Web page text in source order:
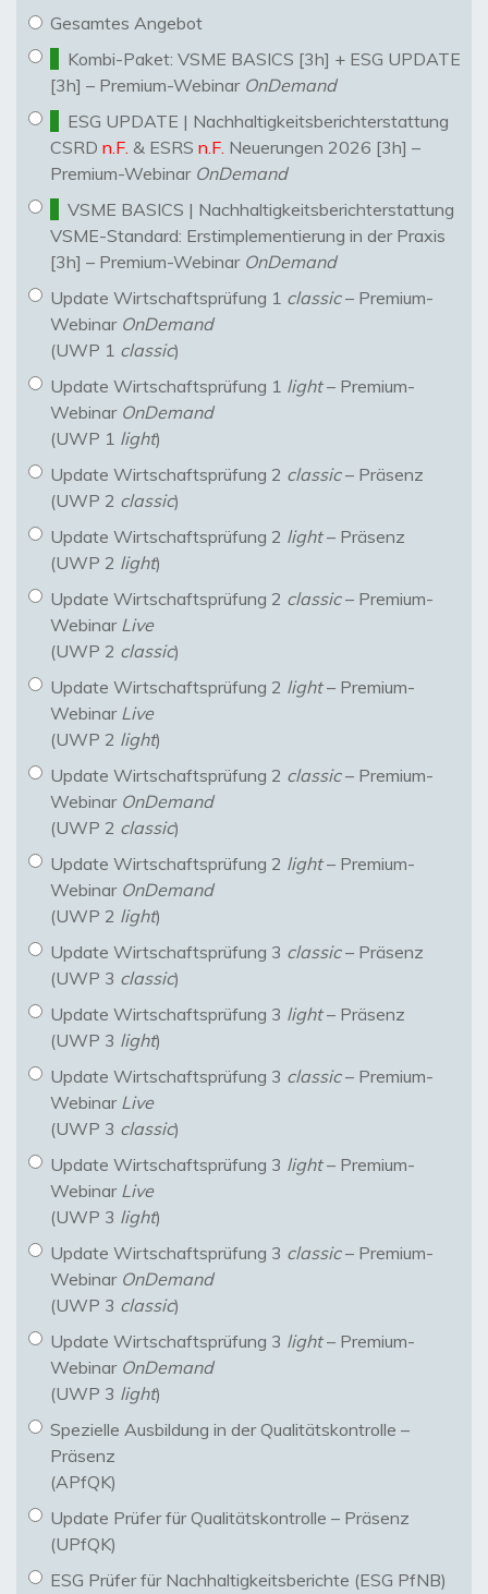
Gesamtes Angebot
Kombi-Paket: VSME BASICS [3h] + ESG UPDATE
[3h] – Premium-Webinar OnDemand
ESG UPDATE | Nachhaltigkeitsberichterstattung
CSRD n.F. & ESRS n.F. Neuerungen 2026 [3h] –
Premium-Webinar OnDemand
VSME BASICS | Nachhaltigkeitsberichterstattung
VSME-Standard: Erstimplementierung in der Praxis
[3h] – Premium-Webinar OnDemand
Update Wirtschaftsprüfung 1 classic– Premium-
Webinar OnDemand
(UWP 1 classic)
Update Wirtschaftsprüfung 1 light– Premium-
Webinar OnDemand
(UWP 1 light)
Update Wirtschaftsprüfung 2 classic– Präsenz
(UWP 2 classic)
Update Wirtschaftsprüfung 2 light– Präsenz
(UWP 2 light)
Update Wirtschaftsprüfung 2 classic– Premium-
Webinar Live
(UWP 2 classic)
Update Wirtschaftsprüfung 2 light– Premium-
Webinar Live
(UWP 2 light)
Update Wirtschaftsprüfung 2 classic– Premium-
Webinar OnDemand
(UWP 2 classic)
Update Wirtschaftsprüfung 2 light– Premium-
Webinar OnDemand
(UWP 2 light)
Update Wirtschaftsprüfung 3 classic– Präsenz
(UWP 3 classic)
Update Wirtschaftsprüfung 3 light– Präsenz
(UWP 3 light)
Update Wirtschaftsprüfung 3 classic– Premium-
Webinar Live
(UWP 3 classic)
Update Wirtschaftsprüfung 3 light– Premium-
Webinar Live
(UWP 3 light)
Update Wirtschaftsprüfung 3 classic– Premium-
Webinar OnDemand
(UWP 3 classic)
Update Wirtschaftsprüfung 3 light– Premium-
Webinar OnDemand
(UWP 3 light)
Spezielle Ausbildung in der Qualitätskontrolle –
Präsenz
(APfQK)
Update Prüfer für Qualitätskontrolle – Präsenz
(UPfQK)
ESG Prüfer für Nachhaltigkeitsberichte (ESG PfNB)